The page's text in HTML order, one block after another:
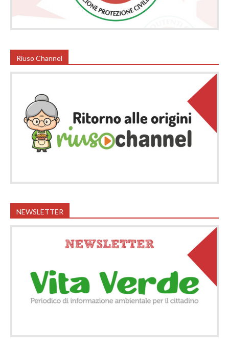
Riuso Channel
NEWSLETTER